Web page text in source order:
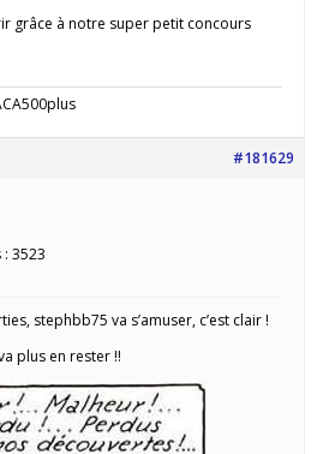
grâce à notre super petit concours
#181629
: 3523
stephbb75 va s’amuser, c’est clair !
plus en rester !!